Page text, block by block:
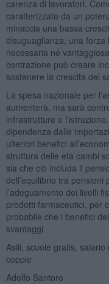
carenza di lavoratori.
caratterizzato da un
minaccia una bassa
disuguaglianza, una
necessaria né
contrazione può creare
sostenere la crescita dei
La spesa nazionale per
aumenterà, ma sarà
infrastrutture e
dipendenza dalle
ulteriori benefici
struttura delle età cambi
sia che ciò includa il
dell’equilibrio tra pensioni
l’adeguamento dei livelli
prodotti farmaceutici, per
probabile che i benefici
svantaggi.
Asili, scuole gratis,
coppie
Adolfo Santoro